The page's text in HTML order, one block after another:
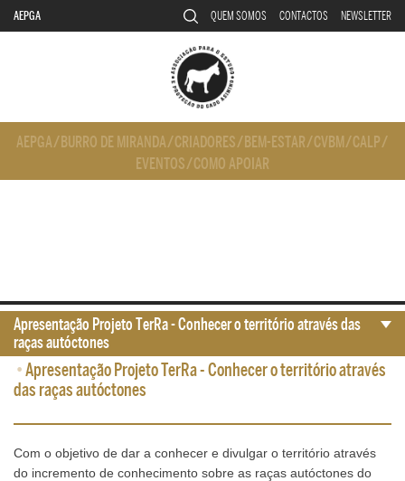
AEPGA QUEM SOMOS CONTACTOS NEWSLETTER
AEPGA/ BURRO DE MIRANDA/CRIADORES/ BEM-ESTAR/CVBM/CALP/
EVENTOS/COMO APOIAR
•Apresentação Projeto TerRa - Conhecer o território através
das raças autóctones
Com o objetivo de dar a conhecer e divulgar o território através
do incremento de conhecimento sobre as raças autóctones do
Apresentação Projeto TerRa - Conhecer o território através das
raças autóctones